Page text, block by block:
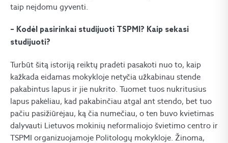
taip neįdomu gyventi.
– Kodėl pasirinkai studijuoti TSPMI? Kaip sekasi
studijuoti?
Turbūt šitą istoriją reiktų pradėti pasakoti nuo to, kaip
kažkada eidamas mokykloje netyčia užkabinau stende
pakabintus lapus ir jie nukrito. Tuomet tuos nukritusius
lapus pakėliau, kad pakabinčiau atgal ant stendo, bet tuo
pačiu pasižiūrėjau, ką čia numečiau, o ten buvo kvietimas
dalyvauti Lietuvos mokinių neformaliojo švietimo centro ir
TSPMI organizuojamoje Politologų mokykloje. Žinoma,